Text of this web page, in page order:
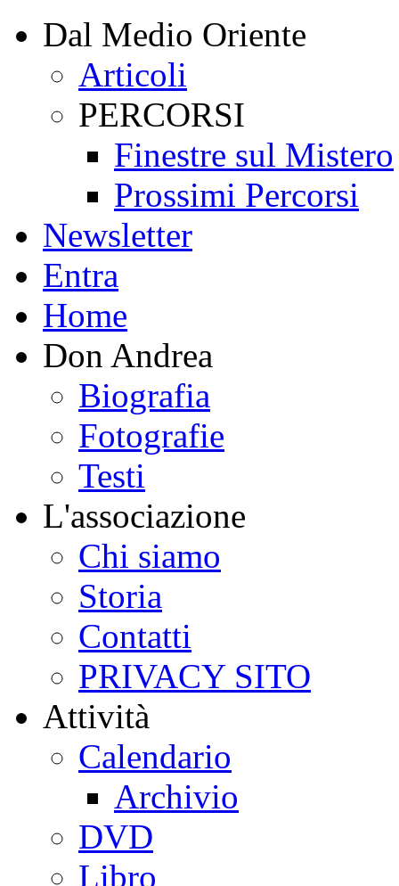
Dal Medio Oriente
Articoli
PERCORSI
Finestre sul Mistero
Prossimi Percorsi
Newsletter
Entra
Home
Don Andrea
Biografia
Fotografie
Testi
L'associazione
Chi siamo
Storia
Contatti
PRIVACY SITO
Attività
Calendario
Archivio
DVD
Libro